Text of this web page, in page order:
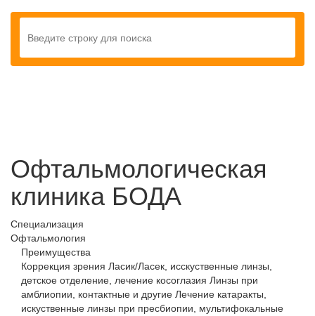
Офтальмологическая
клиника БОДА
Специализация
Офтальмология
Преимущества
Коррекция зрения Ласик/Ласек, исскуственные линзы,
детское отделение, лечение косоглазия Линзы при
амблиопии, контактные и другие Лечение катаракты,
искуственные линзы при пресбиопии, мультифокальные